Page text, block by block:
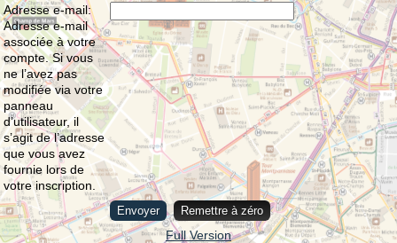
Adresse e-mail:
Adresse e-mail
associée à votre
compte. Si vous
ne l’avez pas
modifiée via votre
panneau
d’utilisateur, il
s’agit de l’adresse
que vous avez
fournie lors de
votre inscription.
Full Version